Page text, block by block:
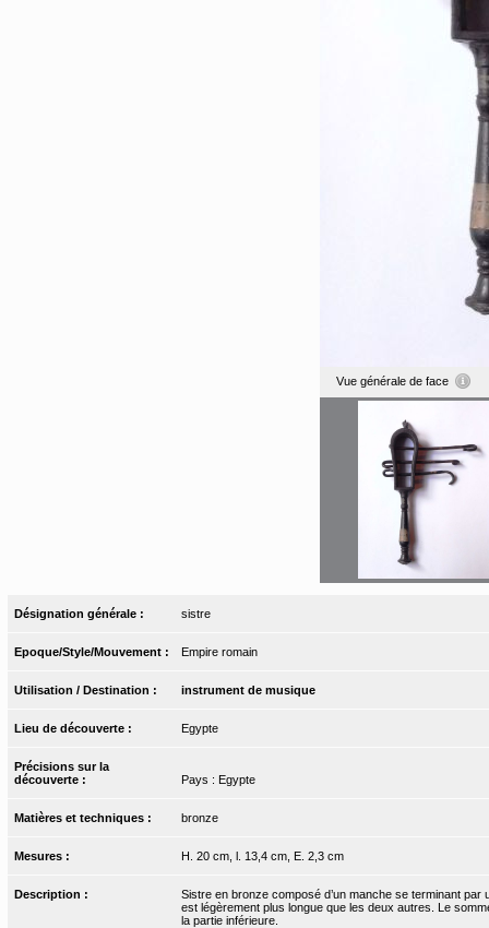
Vue générale de face
Désignation générale : sistre
Epoque/Style/Mouvement : Empire romain
Utilisation / Destination : instrument de musique
Lieu de découverte : Egypte
Précisions sur la
découverte :
Pays : Egypte
Matières et techniques : bronze
Mesures : H. 20 cm, l. 13,4 cm, E. 2,3 cm
Description :
Sistre en bronze composé d’un manche se terminant
est légèrement plus longue que les deux autres. Le
la partie inférieure.